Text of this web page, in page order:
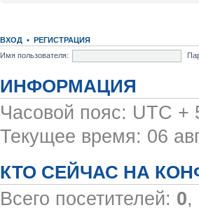
ВХОД • РЕГИСТРАЦИЯ
Имя пользователя:
ИНФОРМАЦИЯ
Часовой пояс: UTC +
Текущее время: 06
КТО СЕЙЧАС НА
Всего посетителей: 0,